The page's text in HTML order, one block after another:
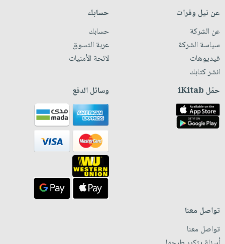
عن نيل وفرات
عن الشركة
سياسة الشركة
فيديوهات
انشر كتابك
حسابك
حسابك
عربة التسوق
لائحة الأمنيات
حمّل iKitab وسائل الدفع
تواصل معنا
تواصل معنا